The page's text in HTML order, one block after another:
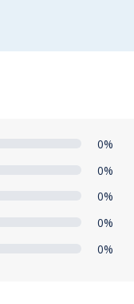
0%
0%
0%
0%
0%